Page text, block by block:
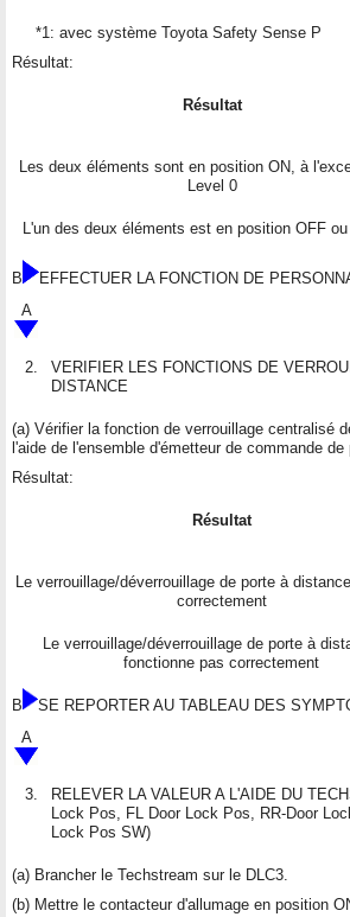
*1: avec système Toyota Safety Sense P
Résultat:
Résultat
Les deux éléments sont en position ON, à
Level 0
L'un des deux éléments est en position OFF
B
EFFECTUER LA FONCTION DE
A
2.
VERIFIER LES FONCTIONS DE
DISTANCE
(a) Vérifier la fonction de verrouillage centralisé
l'aide de l'ensemble d'émetteur de commande de
Résultat:
Résultat
Le verrouillage/déverrouillage de porte à
correctement
Le verrouillage/déverrouillage de porte à
fonctionne pas correctement
B
SE REPORTER AU TABLEAU DES
A
3.
RELEVER LA VALEUR A L'AIDE DU
Lock Pos, FL Door Lock Pos, RR-Door
Lock Pos SW)
(a) Brancher le Techstream sur le DLC3.
(b) Mettre le contacteur d'allumage en position